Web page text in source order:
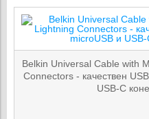
Belkin Universal Cable with
Connectors - качествен
USB-C